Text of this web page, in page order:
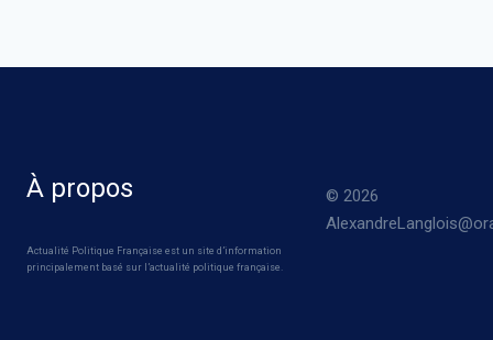
À propos
Actualité Politique Française est un site d’information
principalement basé sur l’actualité politique française.
© 2026